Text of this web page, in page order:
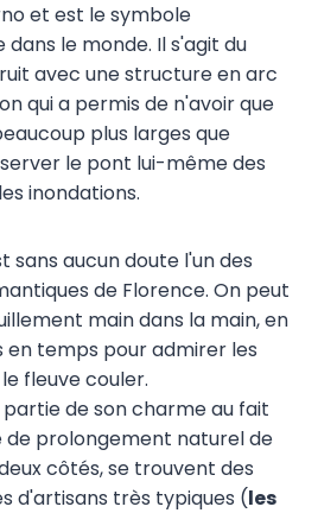
et est le symbole
le monde. Il s'agit du
avec une structure en arc
qui a permis de n'avoir que
plus larges que
le pont lui-même des
inondations.
sans aucun doute l'un des
de Florence. On peut
main dans la main, en
temps pour admirer les
fleuve couler.
de son charme au fait
de prolongement naturel de
côtés, se trouvent des
d'artisans très typiques (les